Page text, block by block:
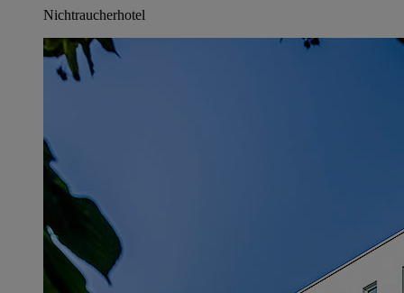
Nichtraucherhotel